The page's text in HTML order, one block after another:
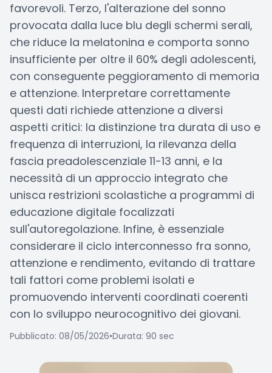
favorevoli. Terzo, l'alterazione del sonno
provocata dalla luce blu degli schermi serali,
che riduce la melatonina e comporta sonno
insufficiente per oltre il 60% degli adolescenti,
con conseguente peggioramento di memoria
e attenzione. Interpretare correttamente
questi dati richiede attenzione a diversi
aspetti critici: la distinzione tra durata di uso e
frequenza di interruzioni, la rilevanza della
fascia preadolescenziale 11-13 anni, e la
necessità di un approccio integrato che
unisca restrizioni scolastiche a programmi di
educazione digitale focalizzati
sull'autoregolazione. Infine, è essenziale
considerare il ciclo interconnesso fra sonno,
attenzione e rendimento, evitando di trattare
tali fattori come problemi isolati e
promuovendo interventi coordinati coerenti
con lo sviluppo neurocognitivo dei giovani.
Pubblicato: 08/05/2026•Durata: 90 sec